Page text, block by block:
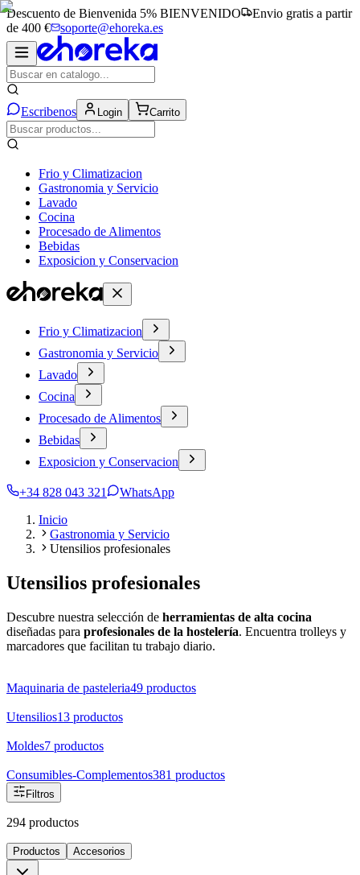
Descuento de Bienvenida 5% BIENVENIDO
Envio gratis a partir
de 400 €
soporte@ehoreka.es
Escribenos Login Carrito
Frio y Climatizacion
Gastronomia y Servicio
Lavado
Cocina
Procesado de Alimentos
Bebidas
Exposicion y Conservacion
Frio y Climatizacion
Gastronomia y Servicio
Lavado
Cocina
Procesado de Alimentos
Bebidas
Exposicion y Conservacion
+34 828 043 321
WhatsApp
Inicio
Gastronomia y Servicio
Utensilios profesionales
Utensilios profesionales
Descubre nuestra selección de herramientas de alta cocina
diseñadas para profesionales de la hostelería. Encuentra trolleys y
marcadores que facilitan tu trabajo diario.
Maquinaria de pasteleria49 productos
Utensilios13 productos
Moldes7 productos
Consumibles-Complementos381 productos
Filtros
294 productos
Productos Accesorios